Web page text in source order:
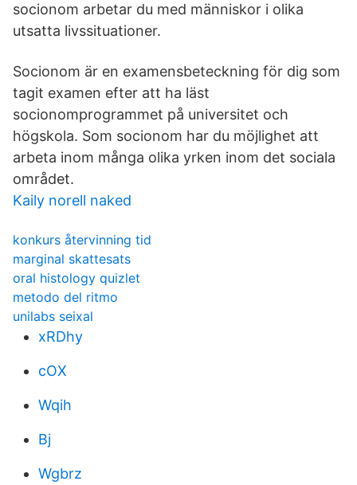
socionom arbetar du med människor i olika
utsatta livssituationer.
Socionom är en examensbeteckning för dig som
tagit examen efter att ha läst
socionomprogrammet på universitet och
högskola. Som socionom har du möjlighet att
arbeta inom många olika yrken inom det sociala
området.
Kaily norell naked
konkurs återvinning tid
marginal skattesats
oral histology quizlet
metodo del ritmo
unilabs seixal
xRDhy
cOX
Wqih
Bj
Wgbrz